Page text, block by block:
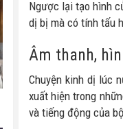
Ngược lại tạo hình
dị bị mà có tính tấu
Âm thanh,
Chuyện kinh dị lúc
xuất hiện trong
và tiếng động của